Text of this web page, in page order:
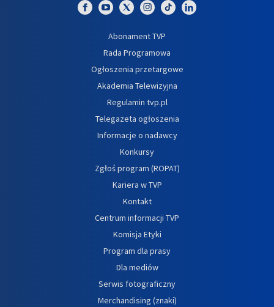
Abonament TVP
Rada Programowa
Ogłoszenia przetargowe
Akademia Telewizyjna
Regulamin tvp.pl
Telegazeta ogłoszenia
Informacje o nadawcy
Konkursy
Zgłoś program (ROPAT)
Kariera w TVP
Kontakt
Centrum informacji TVP
Komisja Etyki
Program dla prasy
Dla mediów
Serwis fotograficzny
Merchandising (znaki)